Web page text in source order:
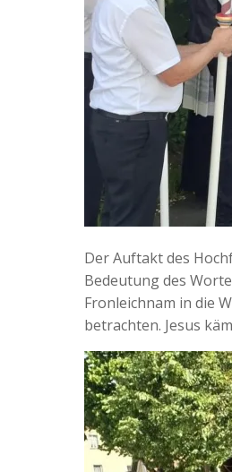
Der Auftakt des
Bedeutung des
Fronleichnam in die
betrachten. Jesus